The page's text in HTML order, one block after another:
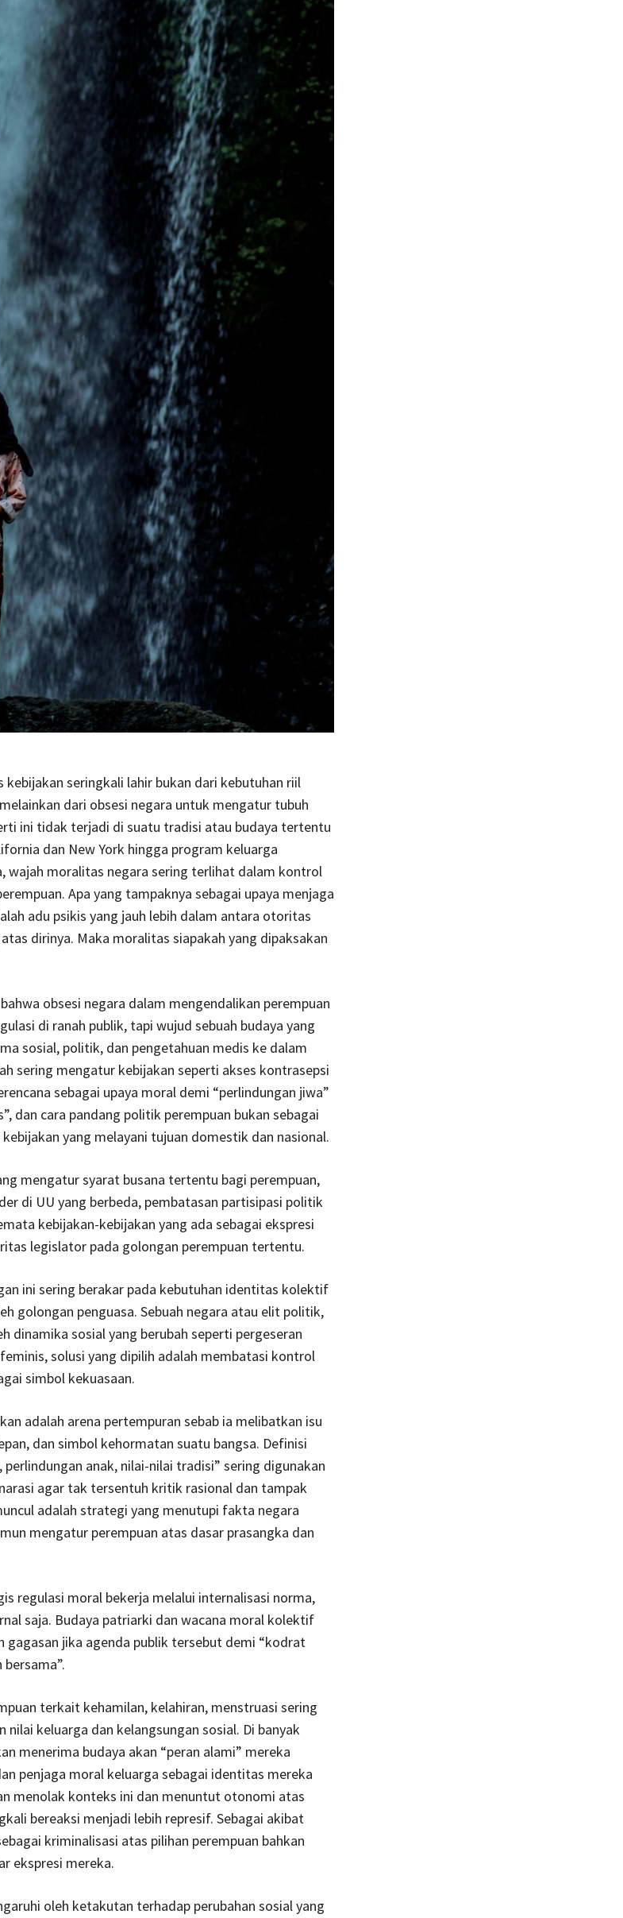
kebijakan seringkali lahir bukan dari kebutuhan riil
dari obsesi negara untuk mengatur tubuh
ini tidak terjadi di suatu tradisi atau budaya tertentu
dan New York hingga program keluarga
wajah moralitas negara sering terlihat dalam kontrol
Apa yang tampaknya sebagai upaya menjaga
adu psikis yang jauh lebih dalam antara otoritas
dirinya. Maka moralitas siapakah yang dipaksakan
obsesi negara dalam mengendalikan perempuan
di ranah publik, tapi wujud sebuah budaya yang
sosial, politik, dan pengetahuan medis ke dalam
sering mengatur kebijakan seperti akses kontrasepsi
sebagai upaya moral demi “perlindungan jiwa”
dan cara pandang politik perempuan bukan sebagai
yang melayani tujuan domestik dan nasional.
mengatur syarat busana tertentu bagi perempuan,
di UU yang berbeda, pembatasan partisipasi politik
kebijakan-kebijakan yang ada sebagai ekspresi
legislator pada golongan perempuan tertentu.
ini sering berakar pada kebutuhan identitas kolektif
golongan penguasa. Sebuah negara atau elit politik,
dinamika sosial yang berubah seperti pergeseran
solusi yang dipilih adalah membatasi kontrol
simbol kekuasaan.
adalah arena pertempuran sebab ia melibatkan isu
dan simbol kehormatan suatu bangsa. Definisi
anak, nilai-nilai tradisi” sering digunakan
agar tak tersentuh kritik rasional dan tampak
adalah strategi yang menutupi fakta negara
mengatur perempuan atas dasar prasangka dan
regulasi moral bekerja melalui internalisasi norma,
saja. Budaya patriarki dan wacana moral kolektif
gagasan jika agenda publik tersebut demi “kodrat
terkait kehamilan, kelahiran, menstruasi sering
nilai keluarga dan kelangsungan sosial. Di banyak
menerima budaya akan “peran alami” mereka
penjaga moral keluarga sebagai identitas mereka
menolak konteks ini dan menuntut otonomi atas
bereaksi menjadi lebih represif. Sebagai akibat
kriminalisasi atas pilihan perempuan bahkan
ekspresi mereka.
oleh ketakutan terhadap perubahan sosial yang